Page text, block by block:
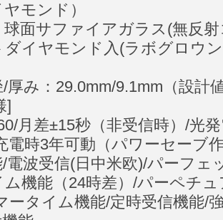
モンド）
球面サファイアガラス(無反
ダイヤモンド入(ラボグロウ
厚み：29.0mm/9.1mm（設計
]
月差±15秒（非受信時）/光
電時3年可動（パワーセーブ
/電波受信(日中米欧)/パーフ
機能（24時差）/パーペチ
タイム機能/定時受信機能/